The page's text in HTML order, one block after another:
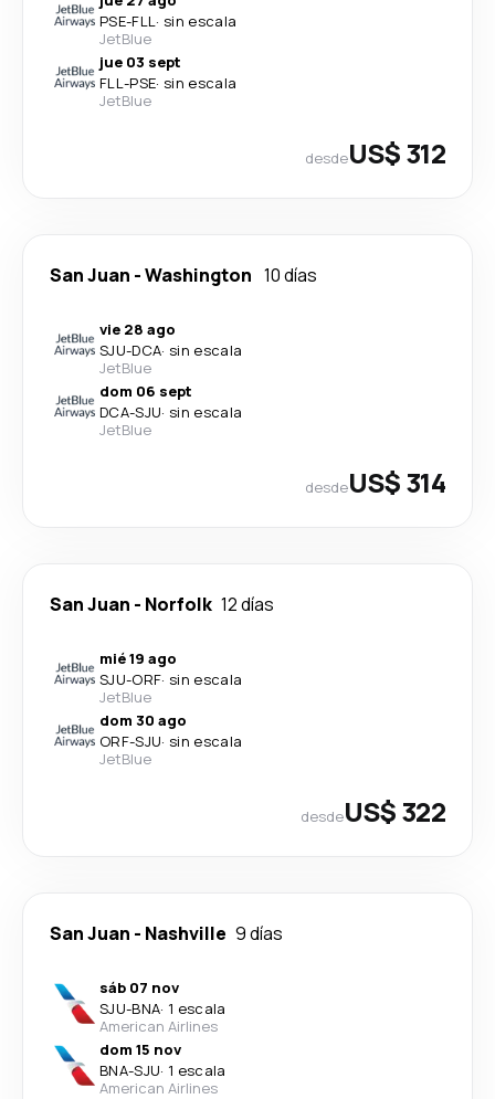
PSE-FLL· sin escala
JetBlue
jue 03 sept
FLL-PSE· sin escala
JetBlue
desdeUS$ 312
San Juan -Washington 10 días
vie 28 ago
SJU-DCA· sin escala
JetBlue
dom 06 sept
DCA-SJU· sin escala
JetBlue
desdeUS$ 314
San Juan - Norfolk 12 días
mié 19 ago
SJU-ORF· sin escala
JetBlue
dom 30 ago
ORF-SJU· sin escala
JetBlue
desdeUS$ 322
San Juan - Nashville 9 días
sáb 07 nov
SJU-BNA· 1 escala
American Airlines
dom 15 nov
BNA-SJU· 1 escala
American Airlines